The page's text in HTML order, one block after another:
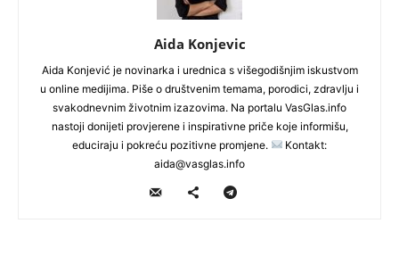
Aida Konjevic
Aida Konjević je novinarka i urednica s višegodišnjim iskustvom
u online medijima. Piše o društvenim temama, porodici, zdravlju i
svakodnevnim životnim izazovima. Na portalu VasGlas.info
nastoji donijeti provjerene i inspirativne priče koje informišu,
educiraju i pokreću pozitivne promjene.
Kontakt:
aida@vasglas.info